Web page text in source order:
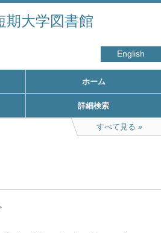
期大学図書館
English
ホーム
詳細検索
すべて見る